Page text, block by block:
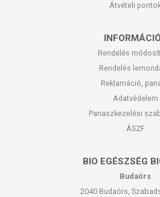
Átvételi
Rendelés
Rendelés
Reklamáció,
Adatvédelem
Panaszkezelési
ÁSZF
BIO EGÉSZSÉG
Budaörs
2040 Budaörs,